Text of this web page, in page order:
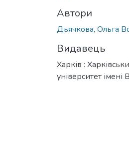
Автори
Дьячкова, Ольга
Видавець
Харків :
університет імені